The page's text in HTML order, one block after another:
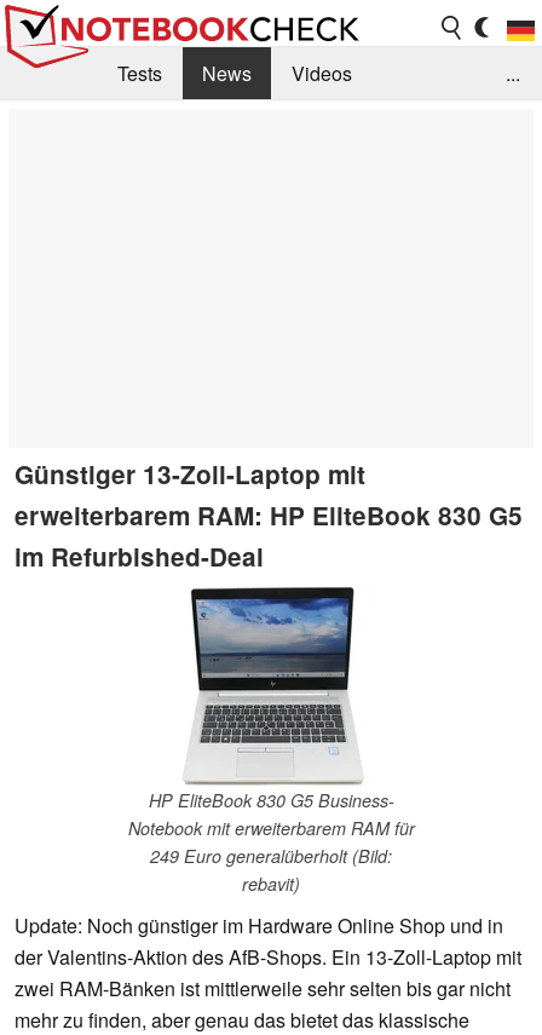
Tests News
Videos
...
Günstiger 13-Zoll-Laptop mit
erweiterbarem RAM: HP EliteBook 830 G5
im Refurbished-Deal
HP EliteBook 830 G5 Business-
Notebook mit erweiterbarem RAM für
249 Euro generalüberholt (Bild:
rebavit)
Update: Noch günstiger im Hardware Online Shop und in
der Valentins-Aktion des AfB-Shops. Ein 13-Zoll-Laptop mit
zwei RAM-Bänken ist mittlerweile sehr selten bis gar nicht
mehr zu finden, aber genau das bietet das klassische